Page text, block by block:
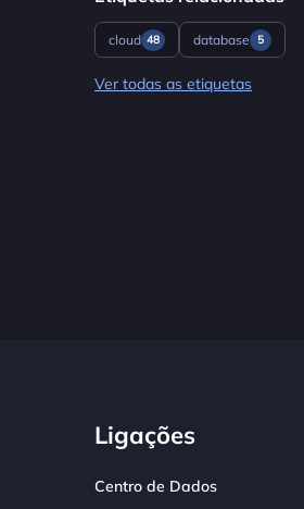
cloud 48 database 5
Ver todas as etiquetas
Ligações
Centro de Dados